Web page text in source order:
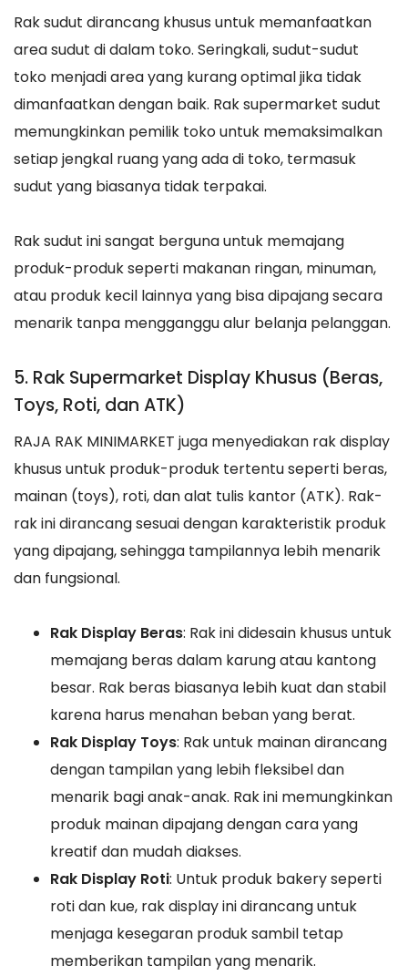
Rak sudut dirancang khusus untuk memanfaatkan
area sudut di dalam toko. Seringkali, sudut-sudut
toko menjadi area yang kurang optimal jika tidak
dimanfaatkan dengan baik. Rak supermarket sudut
memungkinkan pemilik toko untuk memaksimalkan
setiap jengkal ruang yang ada di toko, termasuk
sudut yang biasanya tidak terpakai.
Rak sudut ini sangat berguna untuk memajang
produk-produk seperti makanan ringan, minuman,
atau produk kecil lainnya yang bisa dipajang secara
menarik tanpa mengganggu alur belanja pelanggan.
5. Rak Supermarket Display Khusus (Beras,
Toys, Roti, dan ATK)
RAJA RAK MINIMARKET juga menyediakan rak display
khusus untuk produk-produk tertentu seperti beras,
mainan (toys), roti, dan alat tulis kantor (ATK). Rak-
rak ini dirancang sesuai dengan karakteristik produk
yang dipajang, sehingga tampilannya lebih menarik
dan fungsional.
Rak Display Beras: Rak ini didesain khusus untuk
memajang beras dalam karung atau kantong
besar. Rak beras biasanya lebih kuat dan stabil
karena harus menahan beban yang berat.
Rak Display Toys: Rak untuk mainan dirancang
dengan tampilan yang lebih fleksibel dan
menarik bagi anak-anak. Rak ini memungkinkan
produk mainan dipajang dengan cara yang
kreatif dan mudah diakses.
Rak Display Roti: Untuk produk bakery seperti
roti dan kue, rak display ini dirancang untuk
menjaga kesegaran produk sambil tetap
memberikan tampilan yang menarik.